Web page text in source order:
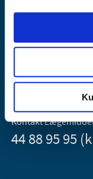
Axel Heides Gade 1
Email:
Sundheds- og
Kontakt
44 88 95 95